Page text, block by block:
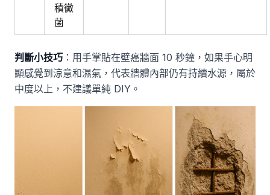
積黴
菌
判斷小技巧 ：用手掌貼在壁癌牆面 10 秒鐘，如果手心明
顯感覺到涼意和濕氣，代表牆體內部仍有持續水源，屬於
中度以上，不建議單純 DIY。